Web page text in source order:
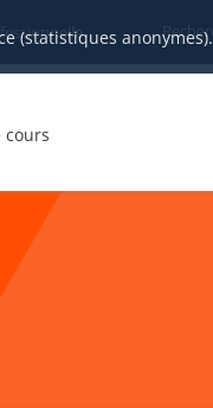
(statistiques anonymes).
cours